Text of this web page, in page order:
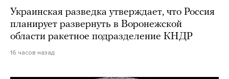
Украинская разведка утверждает, что Россия
планирует развернуть в Воронежской
области ракетное подразделение КНДР
16 часов назад